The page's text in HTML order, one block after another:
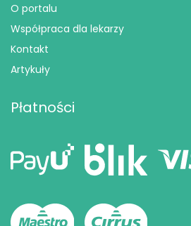
O portalu
Współpraca dla lekarzy
Kontakt
Artykuły
Płatności